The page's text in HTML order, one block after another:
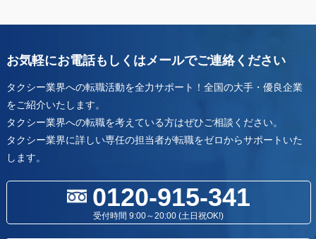
お気軽にお電話もしくはメールでご連絡ください
タクシー業界への転職活動を全力サポート！全国の大手・優良企業
をご紹介いたします。
タクシー業界への転職を考えている方はぜひご相談ください。
タクシー業界に詳しい専任の担当者が転職をゼロからサポートいた
します。
0120-915-341
受付時間 9:00～20:00 (土日祝OK!)